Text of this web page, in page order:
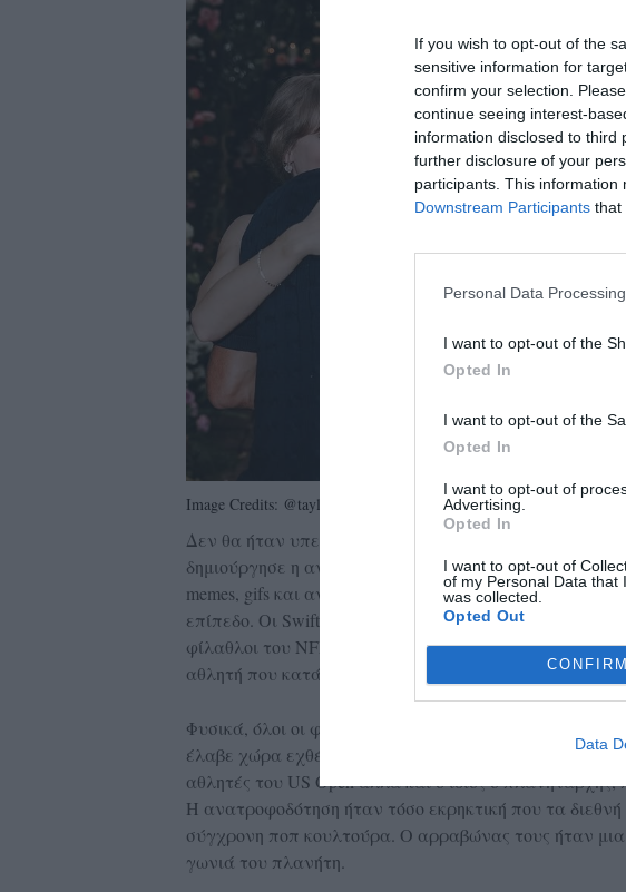
If you wish to opt-out of the
sensitive information for
confirm your selection.
continue seeing interest-
information disclosed to third
further disclosure of your
participants. This
Downstream Participants that
Personal Data
I want to opt-out of the
Opted In
I want to opt-out of the
Opted In
I want to opt-out of
Advertising.
Opted In
I want to opt-out of
of my Personal Data that
was collected.
Opted Out
CONFIRM
Data
Image Credits: @taylorswift
Δεν θα ήταν υπερβολή να πούμε πως τα social media
δημιούργησε η ανακοίνωση. Το Instagram και το X
memes, gifs και αναρτήσεις θαυμαστών, ενώ hashtags
επίπεδο. Οι Swifties γιόρτασαν το γεγονός με video, fan
φίλαθλοι του NFL το υποδέχτηκαν με την ίδια
αθλητή που κατάφερε να ενώσει δύο ολόκληρες
Φυσικά, όλοι οι φίλοι και γνωστοί του ζευγαριού
έλαβε χώρα εχθές, οι δημοσιογράφοι ρωτούσαν τους
αθλητές του US Open αλλά και ο ίδιος ο
Η ανατροφοδότηση ήταν τόσο εκρηκτική που τα
σύγχρονη ποπ κουλτούρα. Ο αρραβώνας τους ήταν μια
γωνιά του πλανήτη.